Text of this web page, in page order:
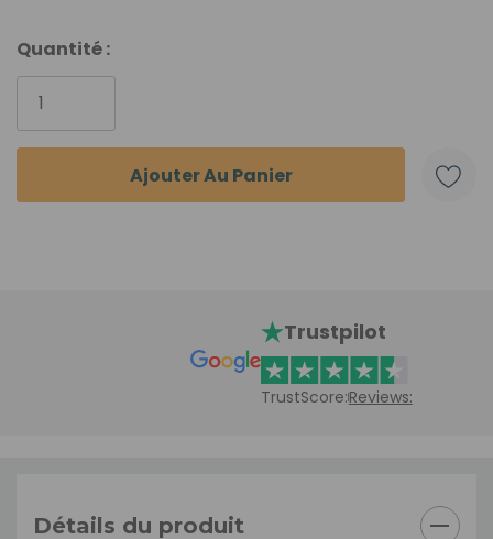
Quantité :
Trustpilot
TrustScore:Reviews:
Détails du produit